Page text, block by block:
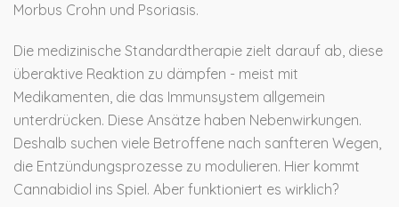
Morbus Crohn und Psoriasis.
Die medizinische Standardtherapie zielt darauf ab, diese
überaktive Reaktion zu dämpfen - meist mit
Medikamenten, die das Immunsystem allgemein
unterdrücken. Diese Ansätze haben Nebenwirkungen.
Deshalb suchen viele Betroffene nach sanfteren Wegen,
die Entzündungsprozesse zu modulieren. Hier kommt
Cannabidiol ins Spiel. Aber funktioniert es wirklich?